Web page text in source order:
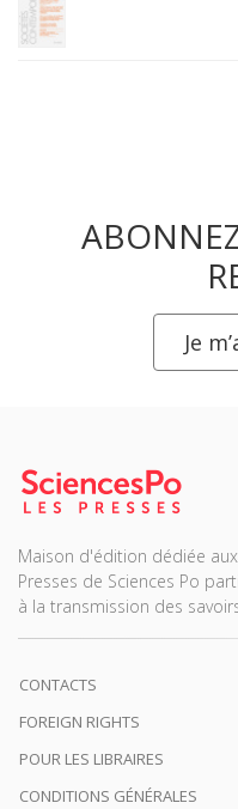
Je
Maison d'édition dédiée
Presses de Sciences Po
à la transmission des
CONTACTS
FOREIGN RIGHTS
POUR LES LIBRAIRES
CONDITIONS GÉNÉRALES